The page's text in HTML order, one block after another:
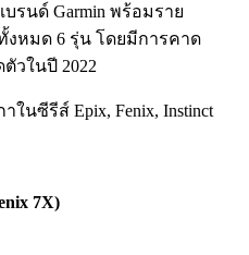
รนด์ Garmin พร้อมราย
งหมด 6 รุ่น โดยมีการคาด
วในปี 2022
นซีรีส์ Epix, Fenix, Instinct
7X)